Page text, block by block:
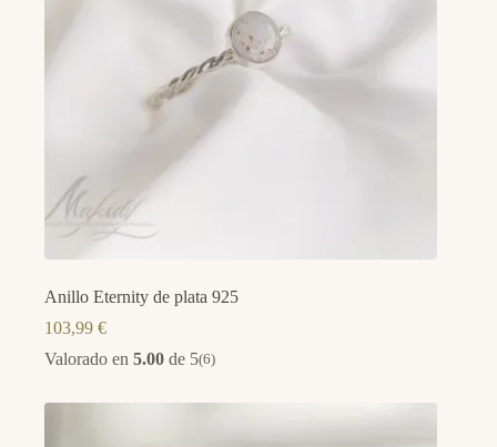
Anillo Eternity de plata 925
103,99 €
Valorado en 5.00 de 5(6)